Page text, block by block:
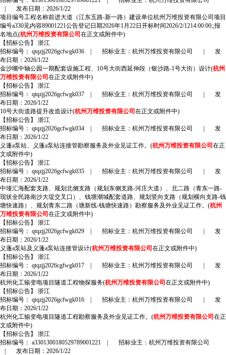
发布日期：2026/1/22
项目编号工程名称前进大道（江东五路-新一路）建设单位杭州万维投资有限公司项目
编号a330见内容89001221公告登记日期2026年1月22日开标时间2026/2/1214:00:00;;报
名地点(杭州万维投资有限公司 在正文或附件中)
【招标公告】
浙江
招标编号： qtqzjj2026gcfwgk036
招标业主：杭州万维投资有限公司
发
布日期：2026/1/22
金沙嘴中轴公园一期配套设施工程、10号大街西延伸段（银沙路-1号大街）设计(杭州
万维投资有限公司 在正文或附件中)
【招标公告】
浙江
招标编号： qtqzjj2026gcfwgk037
招标业主：杭州万维投资有限公司
发
布日期：2026/1/22
10号大街道路提升改造设计(杭州万维投资有限公司 在正文或附件中)
【招标公告】
浙江
招标编号： qtqzjj2026gcfwgk034
招标业主：杭州万维投资有限公司
发
布日期：2026/1/22
义蓬a泵站、义蓬a泵站连接管勘察服务及外业见证工作。(杭州万维投资有限公司 在正
文或附件中)
【招标公告】
浙江
招标编号： qtqzjj2026gcfwgk035
招标业主：杭州万维投资有限公司
发
布日期：2026/1/22
中垭汇海配套支路、规划北侧支路（规划东侧支路-河庄大道）、北二路（青东一路-
现状全民路南沙大堤交叉口）、钱塘潮城配套道路、规划竖向支路（规划横向支路-钱
塘快速路）、规划青东二路（塘新线-钱塘快速路）勘察服务及外业见证工作。(杭州
万维投资有限公司 在正文或附件中)
【招标公告】
浙江
招标编号： qtqzjj2026gcfwgk029
招标业主：杭州万维投资有限公司
发
布日期：2026/1/22
义蓬a泵站及义蓬a泵站连接管设计(杭州万维投资有限公司 在正文或附件中)
【招标公告】
浙江
招标编号： qtqzjj2026cgfwgk017
招标业主：杭州万维投资有限公司
发
布日期：2026/1/22
杭州化工输变电项目隧道工程物探服务(杭州万维投资有限公司 在正文或附件中)
【招标公告】
浙江
招标编号： qtqzjj2026gcfwgk016
招标业主：杭州万维投资有限公司
发
布日期：2026/1/22
杭州化工输变电项目隧道工程勘察服务及外业见证工作。(杭州万维投资有限公司 在正
文或附件中)
【招标公告】
浙江
招标编号： a3301300180529789001221
招标业主：杭州万维投资有限公司
发布日期：2026/1/22